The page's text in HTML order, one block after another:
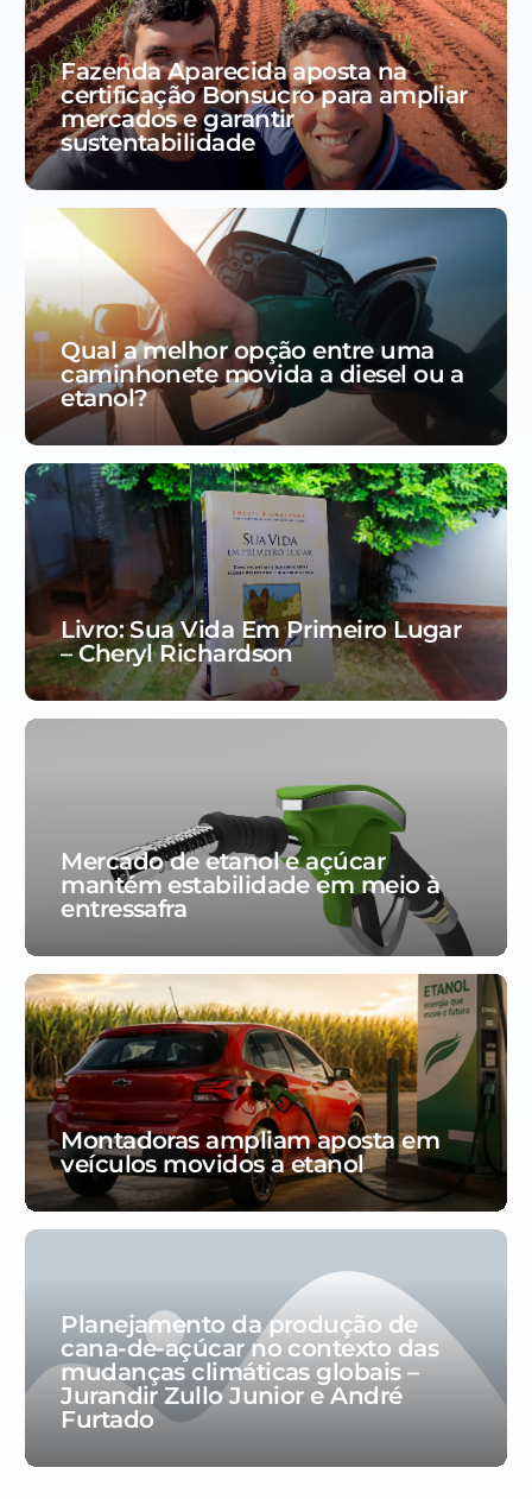
Fazenda Aparecida aposta na
certificação Bonsucro para ampliar
mercados e garantir
sustentabilidade
Qual a melhor opção entre uma
caminhonete movida a diesel ou a
etanol?
Livro: Sua Vida Em Primeiro Lugar
– Cheryl Richardson
Mercado de etanol e açúcar
mantém estabilidade em meio à
entressafra
Montadoras ampliam aposta em
veículos movidos a etanol
Planejamento da produção de
cana-de-açúcar no contexto das
mudanças climáticas globais –
Jurandir Zullo Junior e André
Furtado